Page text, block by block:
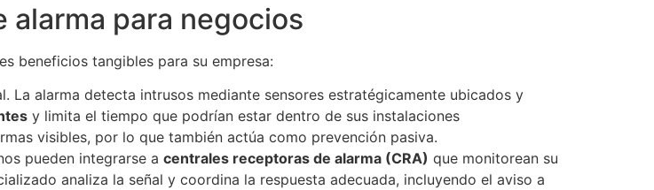
alarma para negocios
beneficios tangibles para su empresa:
La alarma detecta intrusos mediante sensores estratégicamente ubicados y
y limita el tiempo que podrían estar dentro de sus instalaciones
visibles, por lo que también actúa como prevención pasiva.
pueden integrarse a centrales receptoras de alarma (CRA) que monitorean su
analiza la señal y coordina la respuesta adecuada, incluyendo el aviso a